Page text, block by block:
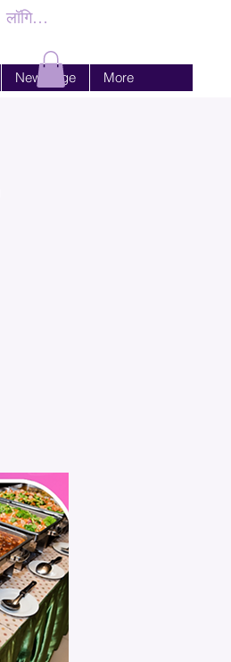
लॉगिन करें
New Page More